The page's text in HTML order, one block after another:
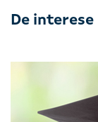
De interese